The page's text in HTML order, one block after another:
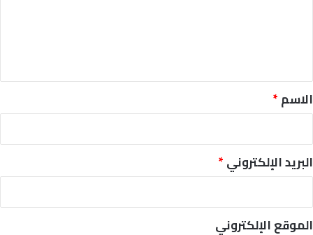
*الاسم*
البريد الإلكتروني*
الموقع الإلكتروني